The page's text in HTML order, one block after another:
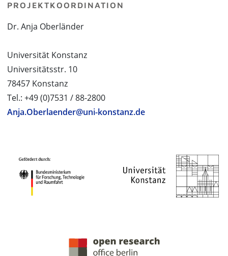
PROJEKTKOORDINATION
Dr. Anja Oberländer
Universität Konstanz
Universitätsstr. 10
78457 Konstanz
Tel.: +49 (0)7531 / 88-2800
Anja.Oberlaender@uni-konstanz.de